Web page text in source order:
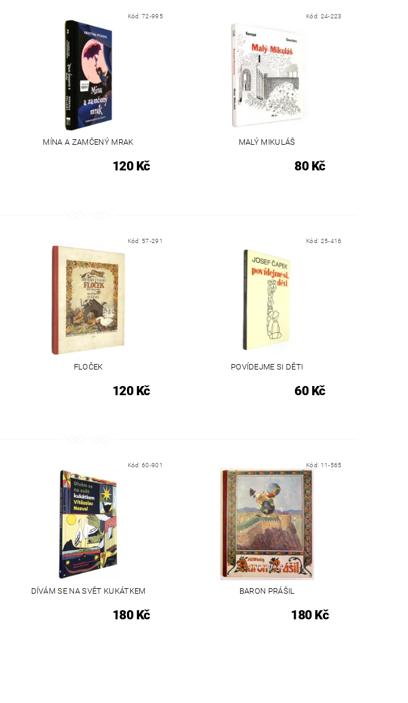
Kód:72-995
MÍNA A ZAMČENÝ MRAK
120 Kč
Kód: 24-223
MALÝ MIKULÁŠ
80 Kč
Kód: 57-291
FLOČEK
120 Kč
Kód: 25-416
POVÍDEJME SI DĚTI
60 Kč
Kód:60-901
DÍVÁM SE NA SVĚT KUKÁTKEM
180 Kč
Kód: 11-565
BARON PRÁŠIL
180 Kč